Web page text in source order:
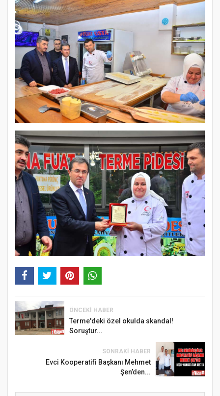
ÖNCEKI HABER
Terme'deki özel okulda skandal!
Soruştur...
SONRAKI HABER
Evci Kooperatifi Başkanı Mehmet
Şen’den...